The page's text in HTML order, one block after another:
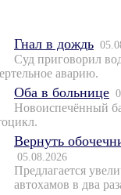
Гнал в дождь
Суд приговорил
аварию.
Оба в больнице
Новоиспечённый
Вернуть
05.08.2026
Предлагается
автохамов в два